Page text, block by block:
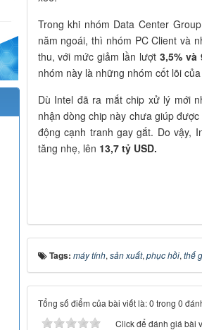
Trong khi nhóm Data Center
năm ngoái, thì nhóm PC Client và
thu, với mức giảm lần lượt 3,5% và
nhóm này là những nhóm cốt lõi
Dù Intel đã ra mắt chip xử lý mới
nhận dòng chip này chưa giúp
động cạnh tranh gay gắt. Do vậy,
tăng nhẹ, lên 13,7 tỷ USD.
Tags: máy tính, sản xuất, phục hồi, thế
Tổng số điểm của bài viết là: 0 trong 0
Click để đánh giá bài